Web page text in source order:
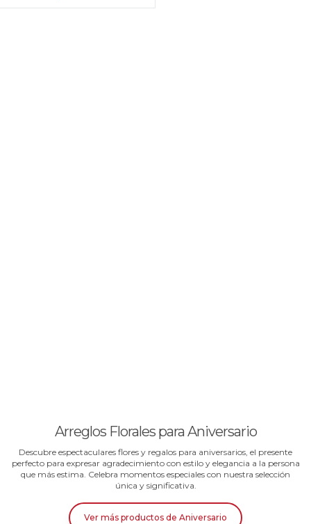
Arreglos Florales para Aniversario
Descubre espectaculares flores y regalos para aniversarios, el presente
perfecto para expresar agradecimiento con estilo y elegancia a la persona
que más estima. Celebra momentos especiales con nuestra selección
única y significativa.
Ver más productos de Aniversario